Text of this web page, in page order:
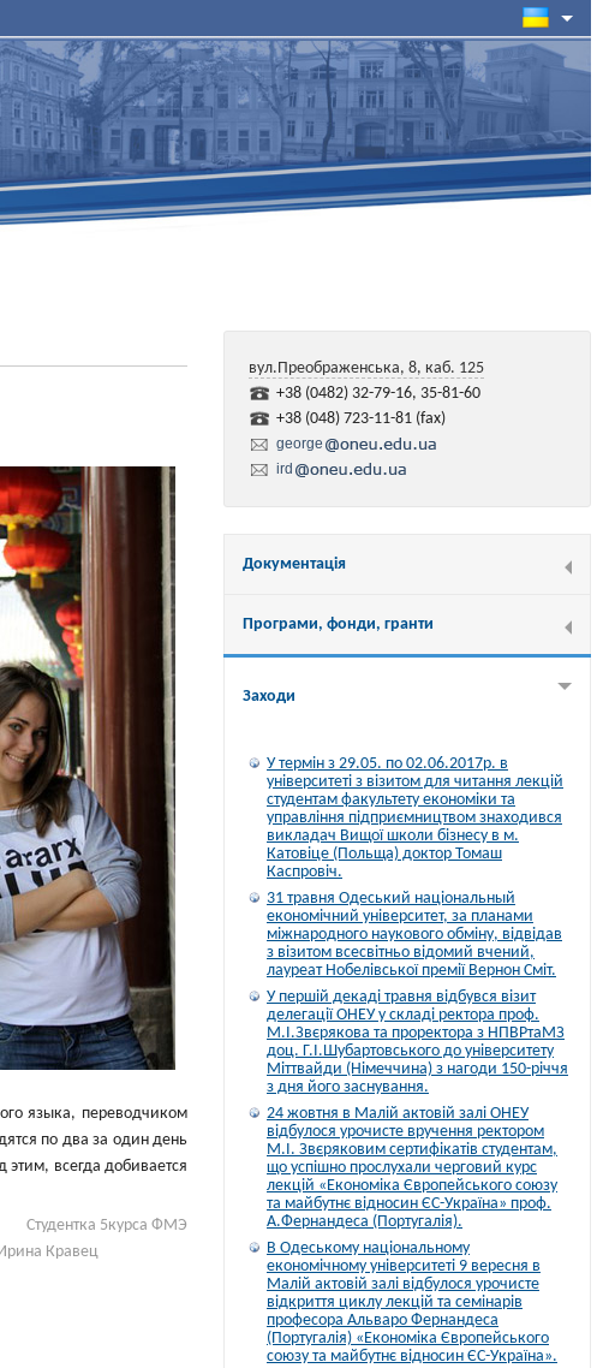
языка, переводчиком
по два за один день
этим, всегда добивается
Студентка 5курса ФМЭ
Кравец
вул.Преображенська, 8, каб. 125
+38 (0482) 32-79-16, 35-81-60
+38 (048) 723-11-81 (fax)
george
ird
Документація
Програми, фонди, гранти
Заходи
У термін з 29.05. по 02.06.2017р. в
університеті з візитом для читання лекцій
студентам факультету економіки та
управління підприємництвом знаходився
викладач Вищої школи бізнесу в м.
Катовіце (Польща) доктор Томаш
Каспровіч.
31 травня Одеський національный
економічний університет, за планами
міжнародного наукового обміну, відвідав
з візитом всесвітньо відомий вчений,
лауреат Нобелівської премії Вернон Сміт.
У першій декаді травня відбувся візит
делегації ОНЕУ у складі ректора проф.
М.І.Звєрякова та проректора з НПВРтаМЗ
доц. Г.І.Шубартовського до університету
Міттвайди (Німеччина) з нагоди 150-річчя
з дня його заснування.
24 жовтня в Малій актовій залі ОНЕУ
відбулося урочисте вручення ректором
М.І. Звєряковим сертифікатів студентам,
що успішно прослухали черговий курс
лекцій «Економіка Європейського союзу
та майбутнє відносин ЄС-Україна» проф.
А.Фернандеса (Португалія).
В Одеському національному
економічному університеті 9 вересня в
Малій актовій залі відбулося урочисте
відкриття циклу лекцій та семінарів
професора Альваро Фернандеса
(Португалія) «Економіка Європейського
союзу та майбутнє відносин ЄС-Україна».